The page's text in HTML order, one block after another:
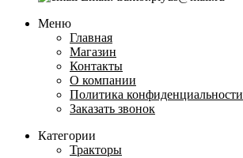
Меню
Главная
Магазин
Контакты
О компании
Политика конфиденциальности
Заказать звонок
Категории
Тракторы